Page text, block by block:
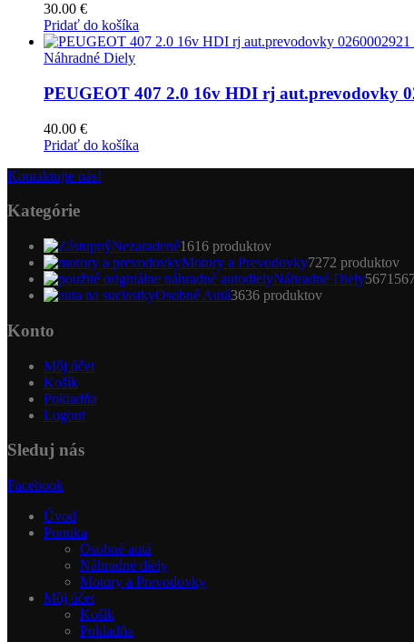
30.00 €
Pridať do košíka
Náhradné Diely
PEUGEOT 407 2.0 16v HDI rj aut.prevodovky
40.00 €
Pridať do košíka
Kontaktujte nás!
Kategórie
Nezaradené1616 produktov
Motory a Prevodovky7272 produktov
Náhradné Diely5671
Osobné Autá3636 produktov
Konto
Môj účet
Košík
Pokladňa
Logout
Sleduj nás
Facebook
Úvod
Ponuka
Osobné autá
Náhradné diely
Motory a Prevodovky
Môj účet
Košík
Pokladňa